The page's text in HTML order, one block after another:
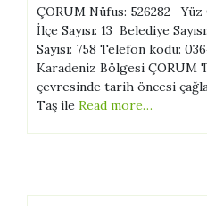
ÇORUM Nüfus: 526282 Yüz
İlçe Sayısı: 13 Belediye
Sayısı: 758 Telefon kodu:
Karadeniz Bölgesi ÇORUM
çevresinde tarih öncesi
Taş ile Read more…